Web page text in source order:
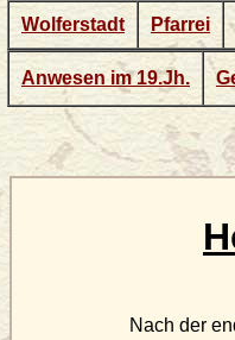
Nach der
Wolferstadt Pfarrei
Anwesen im 19.Jh.